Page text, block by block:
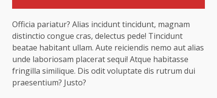
Officia pariatur? Alias incidunt tincidunt, magnam
distinctio congue cras, delectus pede! Tincidunt
beatae habitant ullam. Aute reiciendis nemo aut alias
unde laboriosam placerat sequi! Atque habitasse
fringilla similique. Dis odit voluptate dis rutrum dui
praesentium? Justo?